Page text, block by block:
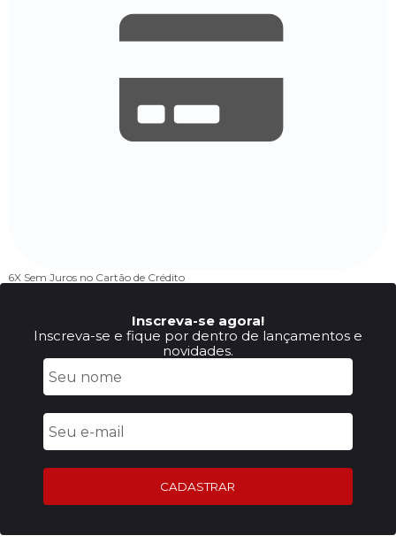
6X Sem Juros no Cartão de Crédito
Inscreva-se agora!
Inscreva-se e fique por dentro de lançamentos e
novidades.
CADASTRAR